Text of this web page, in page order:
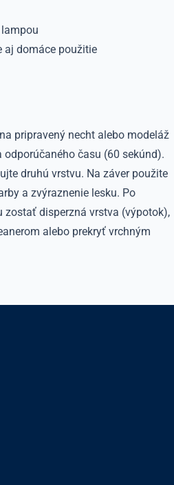
aj domáce použitie
pripravený necht alebo modeláž
času (60 sekúnd).
druhú vrstvu. Na záver použite
a zvýraznenie lesku. Po
zostať disperzná vrstva (výpotok),
alebo prekryť vrchným